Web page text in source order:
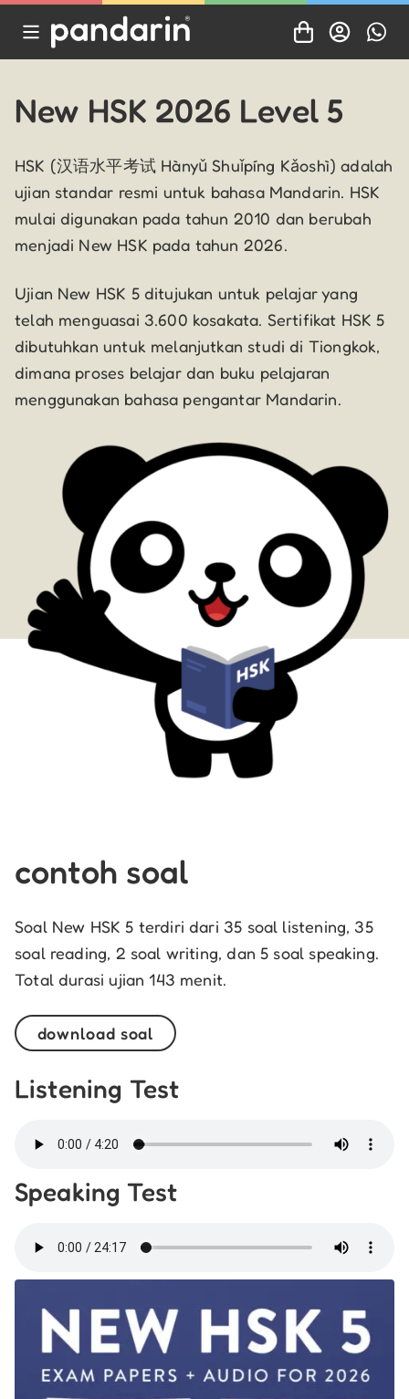
New HSK 2026 Level 5
HSK (汉语水平考试 Hànyǔ Shuǐpíng Kǎoshì) adalah
ujian standar resmi untuk bahasa Mandarin. HSK
mulai digunakan pada tahun 2010 dan berubah
menjadi New HSK pada tahun 2026.
Ujian New HSK 5 ditujukan untuk pelajar yang
telah menguasai 3.600 kosakata. Sertifikat HSK 5
dibutuhkan untuk melanjutkan studi di Tiongkok,
dimana proses belajar dan buku pelajaran
menggunakan bahasa pengantar Mandarin.
contoh soal
Soal New HSK 5 terdiri dari 35 soal listening, 35
soal reading, 2 soal writing, dan 5 soal speaking.
Total durasi ujian 143 menit.
download soal
Listening Test
Speaking Test